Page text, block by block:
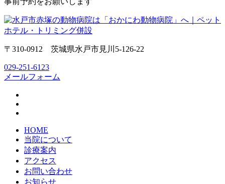
〒310-0912 茨城県水戸市見川5-126-22
029-251-6123
メールフォーム
HOME
当院について
診療案内
アクセス
お問い合わせ
お知らせ